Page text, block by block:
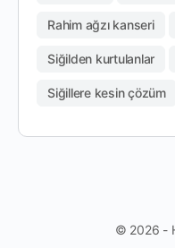
Rahim ağzı kanseri
Siğilden kurtulanlar
Siğillere kesin çözüm
© 2026 -